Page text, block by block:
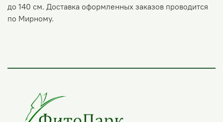
до 140 см. Доставка оформленных заказов проводится
по Мирному.